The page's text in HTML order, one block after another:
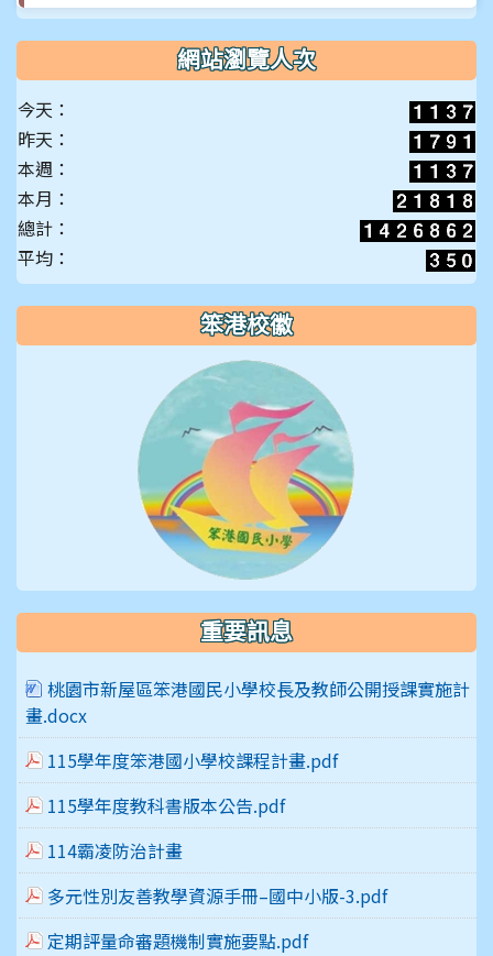
網站瀏覽人次
今天：
昨天：
本週：
本月：
總計：
平均：
笨港校徽
重要訊息
桃園市新屋區笨港國民小學校長及教師公開授課實施計
畫.docx
115學年度笨港國小學校課程計畫.pdf
115學年度教科書版本公告.pdf
114霸凌防治計畫
多元性別友善教學資源手冊–國中小版-3.pdf
定期評量命審題機制實施要點.pdf